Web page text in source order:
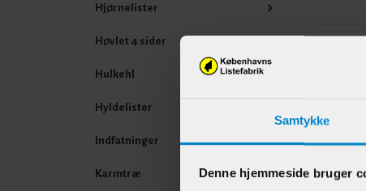
Samtykke
Denne hjemmeside bruger
Hjørnelister
Høvlet 4 sider
Hulkehl
Hyldelister
Indfatninger
Karmtræ